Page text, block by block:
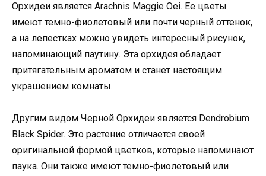
Орхидеи является Arachnis Maggie Oei. Ее цветы
имеют темно-фиолетовый или почти черный оттенок,
а на лепестках можно увидеть интересный рисунок,
напоминающий паутину. Эта орхидея обладает
притягательным ароматом и станет настоящим
украшением комнаты.
Другим видом Черной Орхидеи является Dendrobium
Black Spider. Это растение отличается своей
оригинальной формой цветков, которые напоминают
паука. Они также имеют темно-фиолетовый или